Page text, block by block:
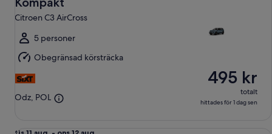
aug.
till
ons
12
aug.
Citroen C3 AirCross
5 personer
Obegränsad körsträcka
Odz, POL
495 kr
totalt
hittades för 1 dag sen